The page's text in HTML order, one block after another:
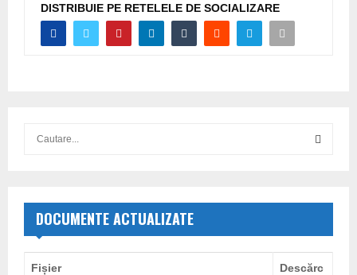
DISTRIBUIE PE RETELELE DE SOCIALIZARE
E
A
R
DOCUMENTE ACTUALIZATE
Fișier
Descărc